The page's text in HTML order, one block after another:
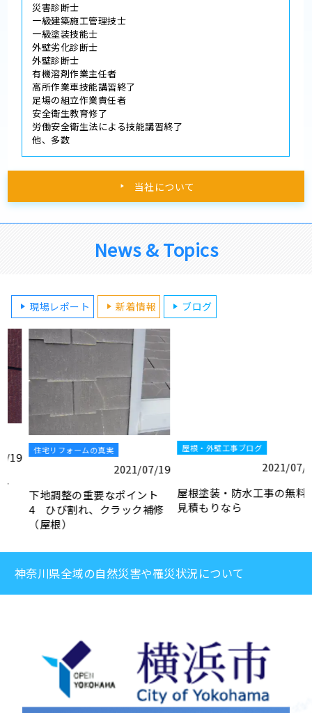
災害診断士
一級建築施工管理技士
一級塗装技能士
外壁劣化診断士
外壁診断士
有機溶剤作業主任者
高所作業車技能講習終了
足場の組立作業責任者
安全衛生教育修了
労働安全衛生法による技能講習終了
他、多数
当社について
News & Topics
現場レポート 新着情報 ブログ
住宅リフォームの真実
2021/07/19
下地調整の重要なポイント
4 ひび割れ、クラック補修
（屋根）
屋根・外壁工事ブログ
2021/07/19
見積もりなら
神奈川県全域の自然災害や罹災状況について